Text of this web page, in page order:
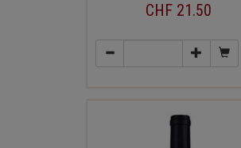
CHF 21.50